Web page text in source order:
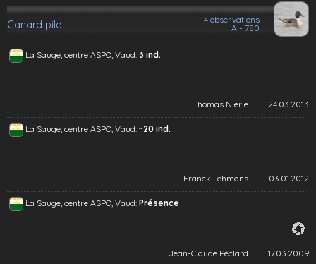
Canard pilet
4 observations
A - 780
La Sauge, centre ASPO, Vaud: 3 ind.
Thomas Nierle 24.03.2013
La Sauge, centre ASPO, Vaud: ~20 ind.
Franck Lehmans 03.01.2012
La Sauge, centre ASPO, Vaud: Présence
Jean-Claude Péclard 17.03.2009